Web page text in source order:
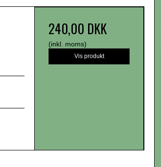
240,00 DKK
(inkl. moms)
Vis produkt